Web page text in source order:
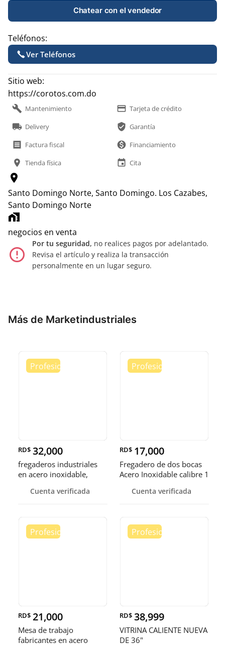
Chatear con el vendedor
Teléfonos:
Ver Teléfonos
Sitio web:
https://corotos.com.do
build Mantenimiento payment Tarjeta de crédito
local_shipping Delivery verified_user Garantía
receipt Factura fiscal monetization_on Financiamiento
location_on Tienda física event Cita
location_on
Santo Domingo Norte, Santo Domingo. Los Cazabes,
Santo Domingo Norte
home_work
negocios en venta
error_outline
Por tu seguridad, no realices pagos por adelantado.
Revisa el artículo y realiza la transacción
personalmente en un lugar seguro.
Más de Marketindustriales
RD$ 32,000
fregaderos industriales
en acero inoxidable,
Cuenta verificada
RD$ 17,000
Fregadero de dos bocas
Acero Inoxidable calibre 1
Cuenta verificada
RD$ 21,000
Mesa de trabajo
fabricantes en acero
RD$ 38,999
VITRINA CALIENTE NUEVA
DE 36"